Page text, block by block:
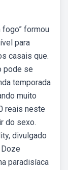
fogo” formou
para
casais que.
pode se
temporada
muito
reais neste
do sexo.
divulgado
paradisíaca